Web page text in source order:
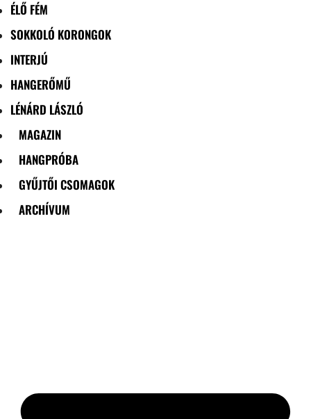
ÉLŐ FÉM
SOKKOLÓ KORONGOK
INTERJÚ
HANGERŐMŰ
LÉNÁRD LÁSZLÓ
MAGAZIN
HANGPRÓBA
GYŰJTŐI CSOMAGOK
ARCHÍVUM